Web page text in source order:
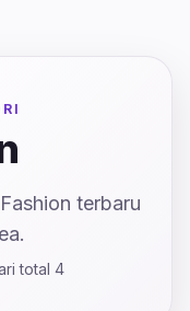
terbaru
total 4